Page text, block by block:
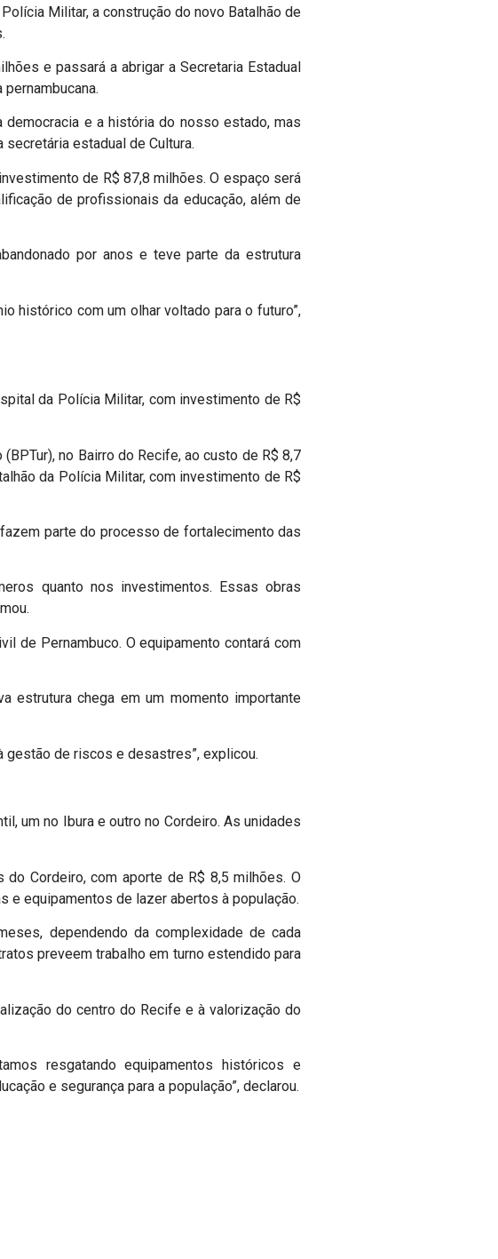
Militar, a construção do novo Batalhão de
e passará a abrigar a Secretaria Estadual
democracia e a história do nosso estado, mas
estadual de Cultura.
de R$ 87,8 milhões. O espaço será
de profissionais da educação, além de
por anos e teve parte da estrutura
histórico com um olhar voltado para o futuro”,
da Polícia Militar, com investimento de R$
no Bairro do Recife, ao custo de R$ 8,7
da Polícia Militar, com investimento de R$
parte do processo de fortalecimento das
quanto nos investimentos. Essas obras
de Pernambuco. O equipamento contará com
estrutura chega em um momento importante
gestão de riscos e desastres”, explicou.
um no Ibura e outro no Cordeiro. As unidades
Cordeiro, com aporte de R$ 8,5 milhões. O
e equipamentos de lazer abertos à população.
dependendo da complexidade de cada
preveem trabalho em turno estendido para
do centro do Recife e à valorização do
resgatando equipamentos históricos e
e segurança para a população”, declarou.